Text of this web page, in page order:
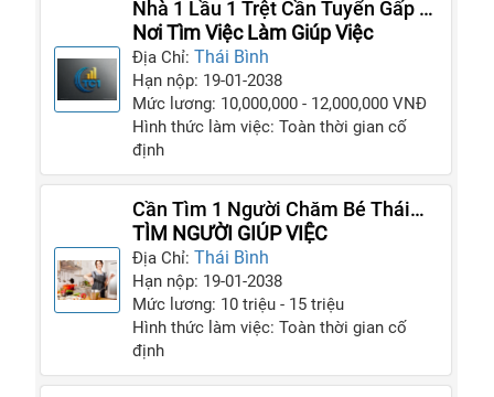
Nhà 1 Lầu 1 Trệt Cần Tuyển Gấp 3
Cô Giúp Việc Gia Đình
Nơi Tìm Việc Làm Giúp Việc
Địa Chỉ:Thái Bình
Hạn nộp: 19-01-2038
Mức lương: 10,000,000 - 12,000,000 VNĐ
Hình thức làm việc: Toàn thời gian cố
định
Cần Tìm 1 Người Chăm Bé Thái
Bình,1 Người Giúp Việc Nhà,1
Người Chăm Người Gìa
TÌM NGƯỜI GIÚP VIỆC
Địa Chỉ:Thái Bình
Hạn nộp: 19-01-2038
Mức lương: 10 triệu - 15 triệu
Hình thức làm việc: Toàn thời gian cố
định